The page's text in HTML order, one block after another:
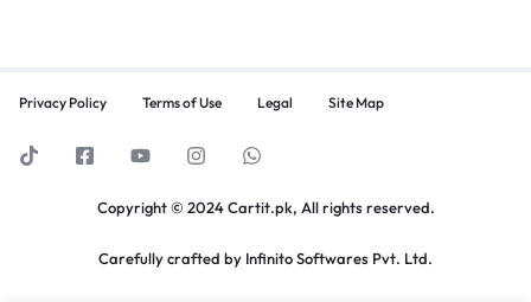
Privacy Policy Terms of Use Legal Site Map
Copyright © 2024 Cartit.pk, All rights reserved.
Carefully crafted by Infinito Softwares Pvt. Ltd.